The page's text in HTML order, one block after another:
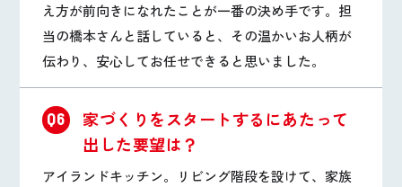
え方が前向きになれたことが一番の決め手です。担
当の橋本さんと話していると、その温かいお人柄が
伝わり、安心してお任せできると思いました。
Q6
家づくりをスタートするにあたって
出した要望は？
アイランドキッチン。リビング階段を設けて、家族